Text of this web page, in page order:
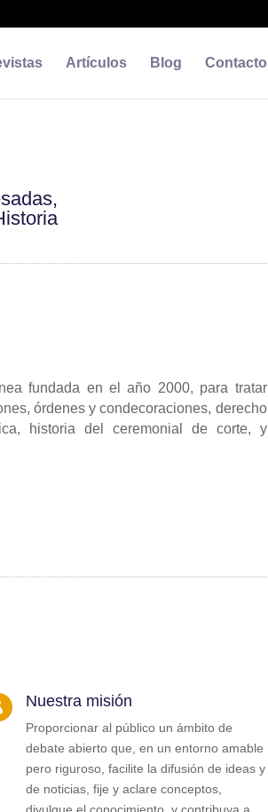
Artículos Blog Contacto
fundada en el año 2000, para tratar
órdenes y condecoraciones, derecho
historia del ceremonial de corte, y
Nuestra misión
Proporcionar al público un ámbito de
debate abierto que, en un entorno amable
pero riguroso, facilite la difusión de ideas y
de noticias, fije y aclare conceptos,